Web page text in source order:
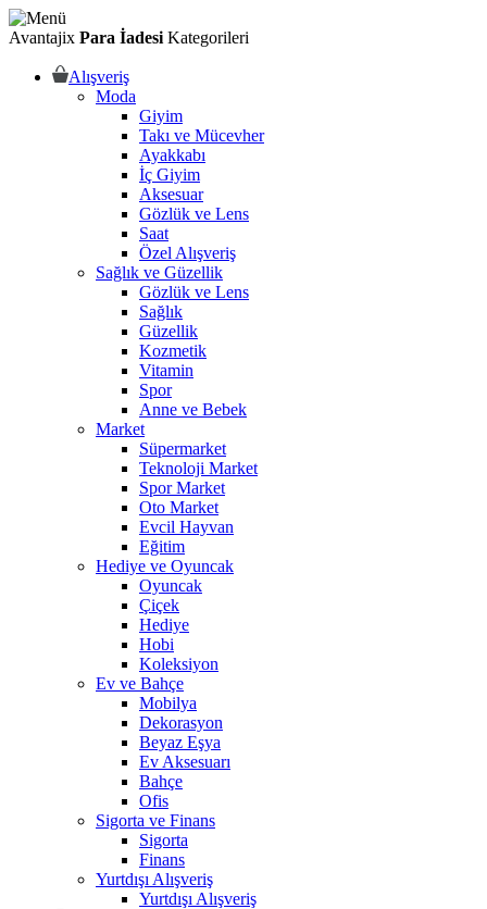
Avantajix Para İadesi Kategorileri
Alışveriş
Moda
Giyim
Takı ve Mücevher
Ayakkabı
İç Giyim
Aksesuar
Gözlük ve Lens
Saat
Özel Alışveriş
Sağlık ve Güzellik
Gözlük ve Lens
Sağlık
Güzellik
Kozmetik
Vitamin
Spor
Anne ve Bebek
Market
Süpermarket
Teknoloji Market
Spor Market
Oto Market
Evcil Hayvan
Eğitim
Hediye ve Oyuncak
Oyuncak
Çiçek
Hediye
Hobi
Koleksiyon
Ev ve Bahçe
Mobilya
Dekorasyon
Beyaz Eşya
Ev Aksesuarı
Bahçe
Ofis
Sigorta ve Finans
Sigorta
Finans
Yurtdışı Alışveriş
Yurtdışı Alışveriş